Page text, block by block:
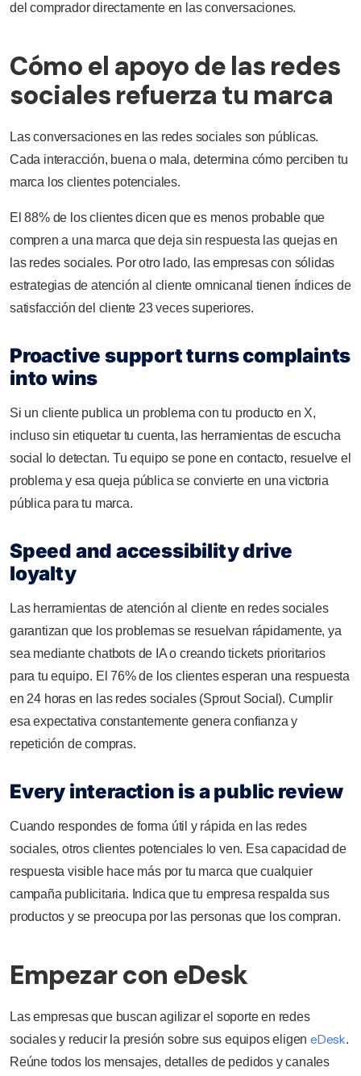
del comprador directamente en las conversaciones.
Cómo el apoyo de las redes
sociales refuerza tu marca
Las conversaciones en las redes sociales son públicas.
Cada interacción, buena o mala, determina cómo perciben tu
marca los clientes potenciales.
El 88% de los clientes dicen que es menos probable que
compren a una marca que deja sin respuesta las quejas en
las redes sociales. Por otro lado, las empresas con sólidas
estrategias de atención al cliente omnicanal tienen índices de
satisfacción del cliente 23 veces superiores.
Proactive support turns complaints
into wins
Si un cliente publica un problema con tu producto en X,
incluso sin etiquetar tu cuenta, las herramientas de escucha
social lo detectan. Tu equipo se pone en contacto, resuelve el
problema y esa queja pública se convierte en una victoria
pública para tu marca.
Speed and accessibility drive
loyalty
Las herramientas de atención al cliente en redes sociales
garantizan que los problemas se resuelvan rápidamente, ya
sea mediante chatbots de IA o creando tickets prioritarios
para tu equipo. El 76% de los clientes esperan una respuesta
en 24 horas en las redes sociales (Sprout Social). Cumplir
esa expectativa constantemente genera confianza y
repetición de compras.
Every interaction is a public review
Cuando respondes de forma útil y rápida en las redes
sociales, otros clientes potenciales lo ven. Esa capacidad de
respuesta visible hace más por tu marca que cualquier
campaña publicitaria. Indica que tu empresa respalda sus
productos y se preocupa por las personas que los compran.
Empezar con eDesk
Las empresas que buscan agilizar el soporte en redes
sociales y reducir la presión sobre sus equipos eligen eDesk.
Reúne todos los mensajes, detalles de pedidos y canales